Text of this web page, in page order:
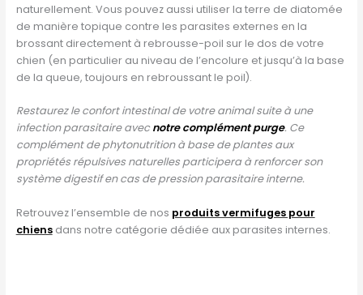
naturellement. Vous pouvez aussi utiliser la terre de diatomée
de manière topique contre les parasites externes en la
brossant directement à rebrousse-poil sur le dos de votre
chien (en particulier au niveau de l’encolure et jusqu’à la base
de la queue, toujours en rebroussant le poil).
Restaurez le confort intestinal de votre animal suite à une
infection parasitaire avecnotre complément purge. Ce
complément de phytonutrition à base de plantes aux
propriétés répulsives naturelles participera à renforcer son
système digestif en cas de pression parasitaire interne.
Retrouvez l’ensemble de nos produits vermifuges pour
chiensdans notre catégorie dédiée aux parasites internes.